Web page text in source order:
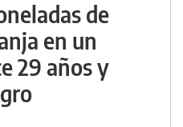
de
en un
29 años y